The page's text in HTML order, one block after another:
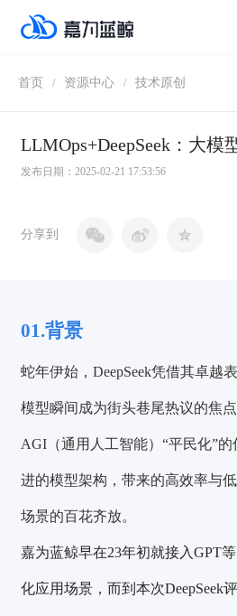
首页 / 资源中心 / 技术原创
LLMOps+DeepSeek：大模
发布日期：2025-02-21 17:53:56
分享到
01.背景
蛇年伊始，DeepSeek凭借其卓越
模型瞬间成为街头巷尾热议的焦
AGI（通用人工智能）“平民化”的
进的模型架构，带来的高效率与
场景的百花齐放。
嘉为蓝鲸早在23年初就接入GPT
化应用场景，而到本次DeepSeek